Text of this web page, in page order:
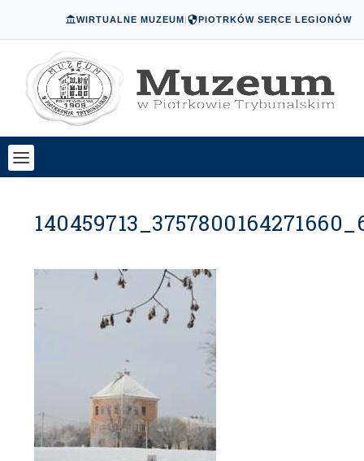
WIRTUALNE MUZEUM| PIOTRKÓW SERCE LEGIONÓW